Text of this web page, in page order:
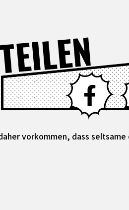
vorkommen, dass